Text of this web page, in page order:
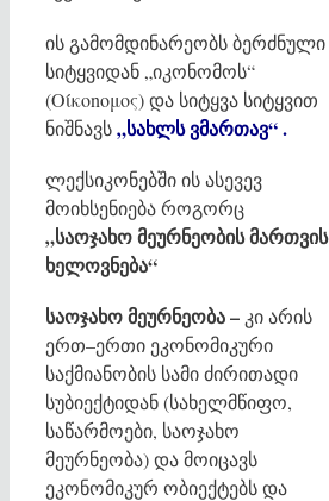
ის გამომდინარეობს ბერძნული
სიტყვიდან „იკონომოს“
(Οίκοnομος) და სიტყვა სიტყვით
ნიშნავს„სახლს ვმართავ“ .
ლექსიკონებში ის ასევევ
მოიხსენიება როგორც
„საოჯახო მეურნეობის მართვის
ხელოვნება“
საოჯახო მეურნეობა – კი არის
ერთ–ერთი ეკონომიკური
საქმიანობის სამი ძირითადი
სუბიექტიდან (სახელმწიფო,
საწარმოები, საოჯახო
მეურნეობა) და მოიცავს
ეკონომიკურ ობიექტებს და